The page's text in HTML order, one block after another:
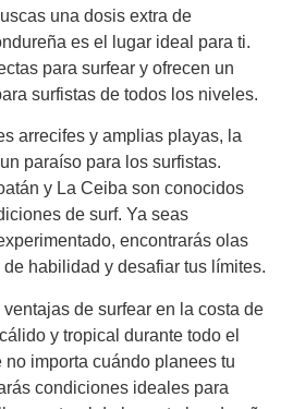
una dosis extra de
es el lugar ideal para ti.
para surfear y ofrecen un
surfistas de todos los niveles.
arrecifes y amplias playas, la
paraíso para los surfistas.
y La Ceiba son conocidos
de surf. Ya seas
encontrarás olas
habilidad y desafiar tus límites.
de surfear en la costa de
y tropical durante todo el
importa cuándo planees tu
condiciones ideales para